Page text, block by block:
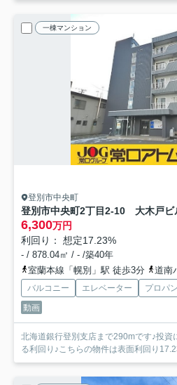
一棟マンション
登別市中央町
登別市中央町2丁目2-10 大木戸ビ
6,300万円
利回り： 想定17.23%
- / 878.04㎡ / - /築40年
室蘭本線「幌別」駅 徒歩3分
道南バ
バルコニー エレベーター プロパ
動画
北海道銀行登別支店まで290mです♪投資
る利回り♪こちらの物件は表面利回り